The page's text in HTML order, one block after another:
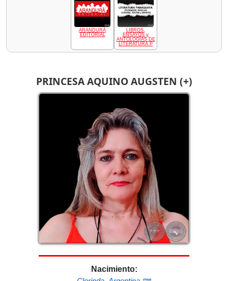
PRINCESA AQUINO AUGSTEN (+)
Nacimiento:
ARANDURÃ
EDITORIAL
LIBROS,
ENSAYOS y
ANTOLOGÍAS DE
LITERATURA P